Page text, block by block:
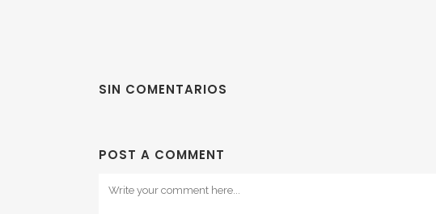
SIN COMENTARIOS
POST A COMMENT